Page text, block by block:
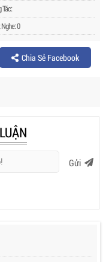
Tác:
0
Chia Sẻ Facebook
Gửi